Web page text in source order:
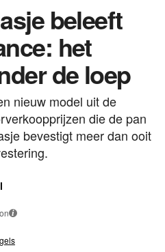
beleeft
het
de loep
nieuw model uit de
die de pan
bevestigt meer dan ooit
i